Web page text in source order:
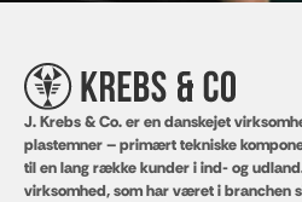
J. Krebs & Co. er en danskejet
plastemner – primært tekniske
til en lang række kunder i ind- og
virksomhed, som har været i branchen